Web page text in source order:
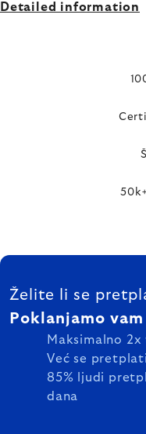
Detailed information
FOOTER
Želite li se
Poklanjamo
Maksimalno
Već se
85% ljudi
dana